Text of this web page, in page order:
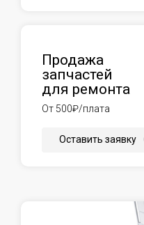
Продажа
запчастей
для ремонта
От 500₽/плата
Оставить заявку